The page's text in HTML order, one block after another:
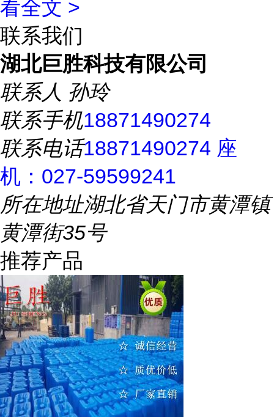
看全文 >
联系我们
湖北巨胜科技有限公司
联系人 孙玲
联系手机18871490274
联系电话18871490274 座
机：027-59599241
所在地址湖北省天门市黄潭镇
黄潭街35号
推荐产品